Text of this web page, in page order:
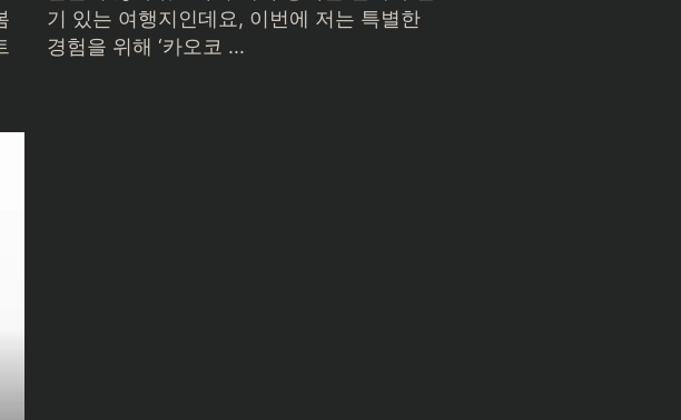
기 있는 여행지인데요, 이번에 저는 특별한
경험을 위해 ‘카오코 ...